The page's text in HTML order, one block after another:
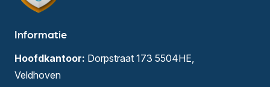
Informatie
Hoofdkantoor: Dorpstraat 173 5504HE,
Veldhoven